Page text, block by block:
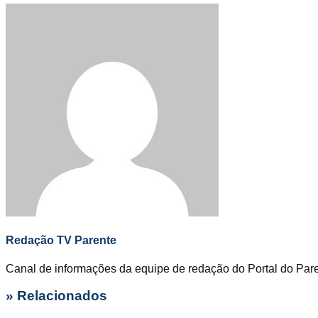
Redação TV Parente
Canal de informações da equipe de redação do Portal do
» Relacionados